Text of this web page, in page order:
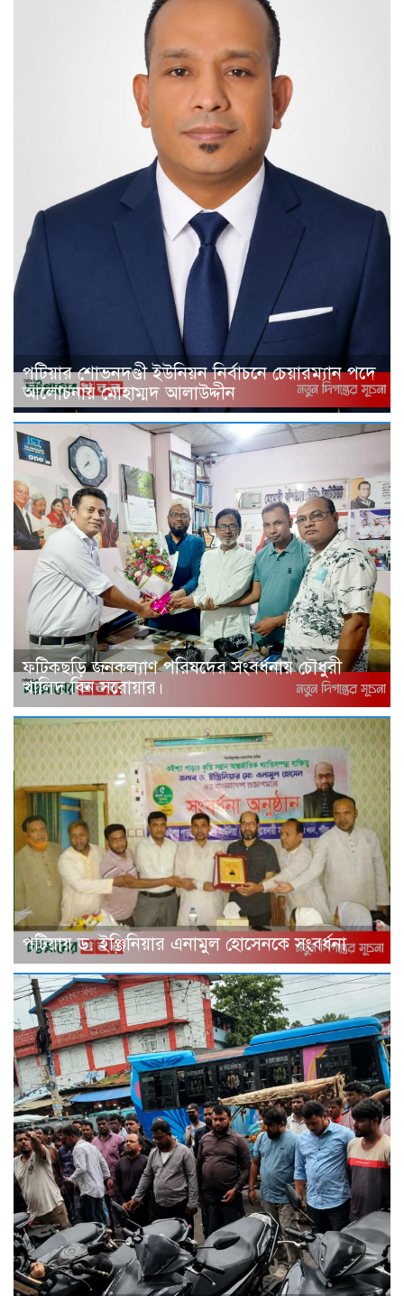
পটিয়ার শোভনদণ্ডী ইউনিয়ন নির্বাচনে চেয়ারম্যান পদে
আলোচনায় মোহাম্মদ আলাউদ্দীন
ফটিকছড়ি জনকল্যাণ পরিষদের সংবর্ধনায় চৌধুরী
খালিদ বিন সরোয়ার।
পটিয়ায় ড. ইঞ্জিনিয়ার এনামুল হোসেনকে সংবর্ধনা